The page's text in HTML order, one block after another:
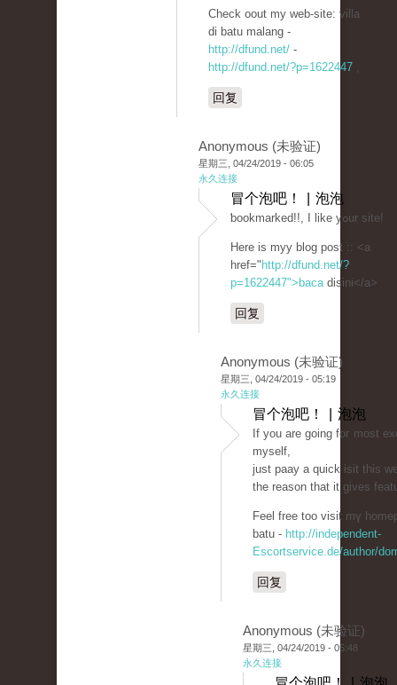
Check oout my web-site: villa
di batu malang -
http://dfund.net/ -
http://dfund.net/?p=1622447 ,
回复
Anonymous (未验证)
星期三, 04/24/2019 - 06:05
永久连接
冒个泡吧！ | 泡泡
ƅookmarked!!, I like yߋur site!
Here is myy blog post :: <a
href=" http://dfund.net/?
p=1622447">bacadisini</a>
回复
Anonymous (未验证)
星期三, 04/24/2019 - 05:19
永久连接
冒个泡吧！ | 泡泡
If you arе going foг most
myѕelf,
just paaу a quick isit this
the reason that it gives
Feel free too visit mү
batu - http://independent-
Escortservice.de/author/
回复
Anonymous (未验证)
星期三, 04/24/2019 - 05:48
永久连接